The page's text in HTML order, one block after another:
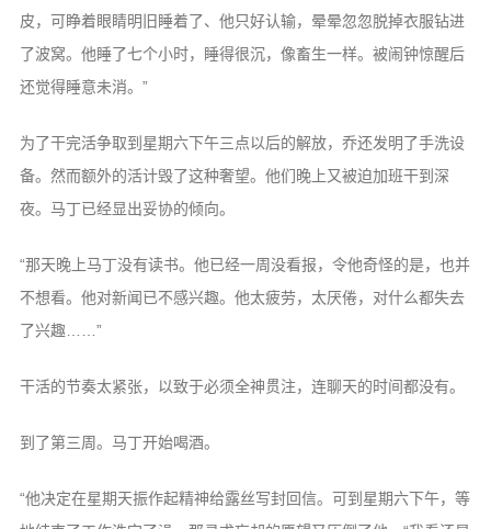
皮，可睁着眼睛明旧睡着了、他只好认输，晕晕忽忽脱掉衣服钻进
了波窝。他睡了七个小时，睡得很沉，像畜生一样。被闹钟惊醒后
还觉得睡意未消。”
为了干完活争取到星期六下午三点以后的解放，乔还发明了手洗设
备。然而额外的活计毁了这种奢望。他们晚上又被迫加班干到深
夜。马丁已经显出妥协的倾向。
“那天晚上马丁没有读书。他已经一周没看报，令他奇怪的是，也并
不想看。他对新闻已不感兴趣。他太疲劳，太厌倦，对什么都失去
了兴趣……”
干活的节奏太紧张，以致于必须全神贯注，连聊天的时间都没有。
到了第三周。马丁开始喝酒。
“他决定在星期天振作起精神给露丝写封回信。可到星期六下午，等